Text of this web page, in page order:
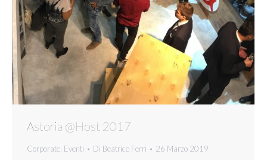
Astoria @Host 2017
Corporate, Eventi Di Beatrice Ferri 26 Marzo 2019